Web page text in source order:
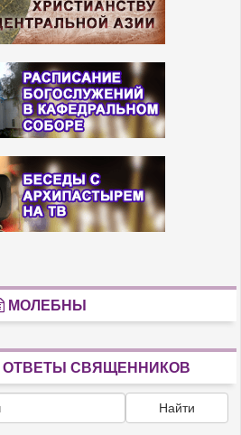
МОЛЕБНЫ
СВЯЩЕННИКОВ
Найти